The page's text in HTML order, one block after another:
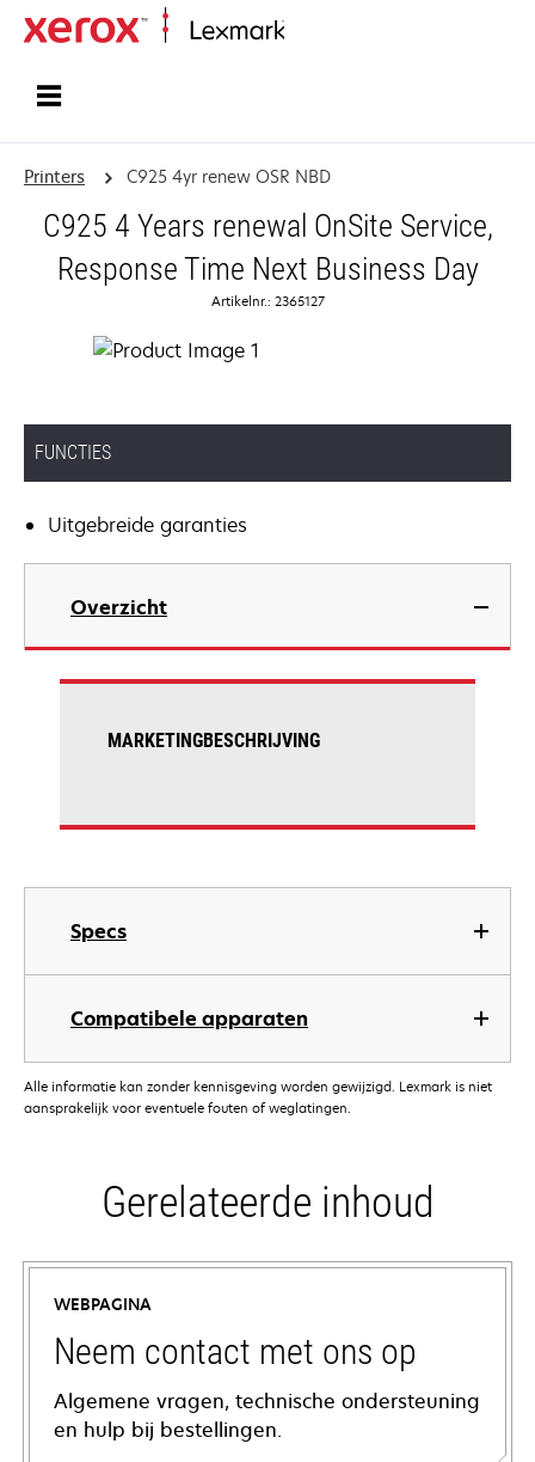
Printers C925 4yr renew OSR NBD
C925 4 Years renewal OnSite Service,
Response Time Next Business Day
Artikelnr.: 2365127
FUNCTIES
Uitgebreide garanties
Overzicht
Specs
Compatibele apparaten
MARKETINGBESCHRIJVING
Alle informatie kan zonder kennisgeving worden gewijzigd. Lexmark is niet
aansprakelijk voor eventuele fouten of weglatingen.
Gerelateerde inhoud
WEBPAGINA
Neem contact met ons op
Algemene vragen, technische ondersteuning
en hulp bij bestellingen.